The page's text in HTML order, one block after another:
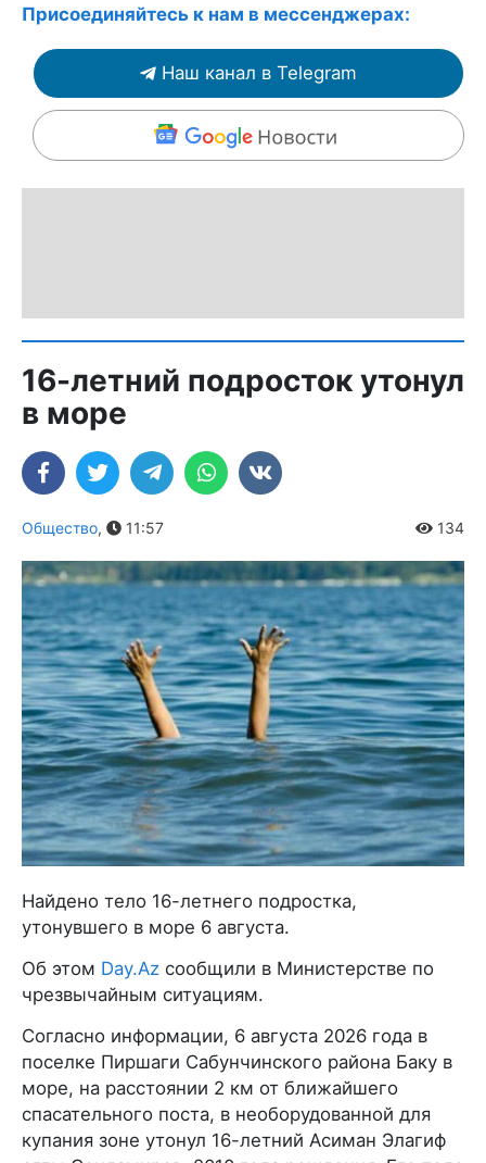
Присоединяйтесь к нам в мессенджерах:
Наш канал в Telegram
16-летний подросток утонул
в море
Общество, 11:57 134
Найдено тело 16-летнего подростка,
утонувшего в море 6 августа.
Об этом Day.Az сообщили в Министерстве по
чрезвычайным ситуациям.
Согласно информации, 6 августа 2026 года в
поселке Пиршаги Сабунчинского района Баку в
море, на расстоянии 2 км от ближайшего
спасательного поста, в необорудованной для
купания зоне утонул 16-летний Асиман Элагиф